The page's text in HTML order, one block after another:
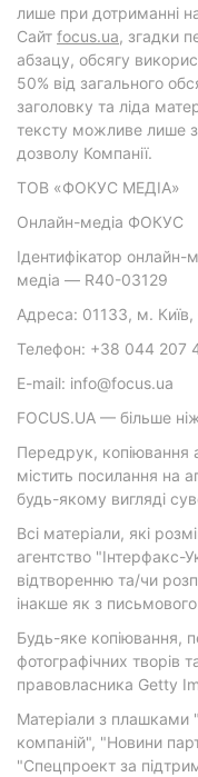
лише при дотриманні
Cайт focus.ua, згадки
абзацу, обсягу
50% від загального
заголовку та ліда
тексту можливе лише
дозволу Компанії.
ТОВ «ФОКУС МЕДІА»
Онлайн-медіа ФОКУС
Ідентифікатор онлайн-
медіа — R40-03129
Адреса: 01133, м. Київ,
Телефон: +38 044 207
E-mail: info@focus.ua
FOCUS.UA — більше
Передрук, копіювання
містить посилання на
будь-якому вигляді
Всі матеріали, які
агентство "Інтерфакс-
відтворенню та/чи
інакше як з
Будь-яке копіювання,
фотографічних творів
правовласника Getty
Матеріали з плашками
компаній", "Новини
"Спецпроект за